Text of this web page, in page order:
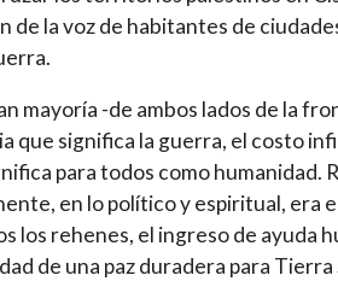
de la voz de habitantes de
mayoría -de ambos lados de la
que significa la guerra, el costo
para todos como humanidad.
en lo político y espiritual, era
los rehenes, el ingreso de ayuda
de una paz duradera para Tierra